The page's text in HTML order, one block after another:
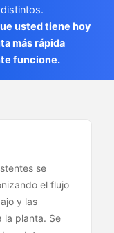
usted tiene hoy
más rápida
funcione.
se
el flujo
y las
la planta. Se